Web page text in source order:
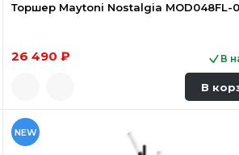
Торшер Maytoni Nostalgia MOD048FL-
26 490 ₽ В
В
NEW